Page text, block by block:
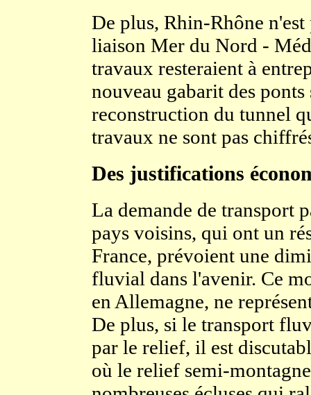
De plus, Rhin-Rhône
liaison Mer du Nord -
travaux resteraient à
nouveau gabarit des
reconstruction du tunnel
travaux ne sont pas
Des justifications
La demande de transport
pays voisins, qui ont un
France, prévoient une
fluvial dans l'avenir. Ce
en Allemagne, ne
De plus, si le transport
par le relief, il est
où le relief semi-